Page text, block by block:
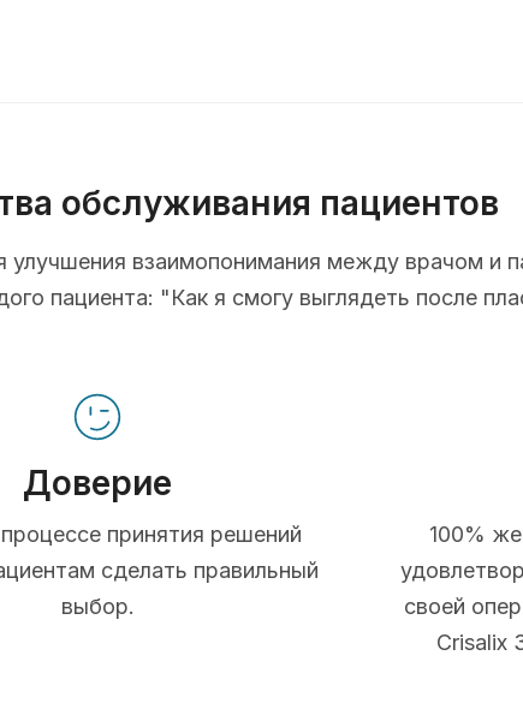
обслуживания пациентов
улучшения взаимопонимания между врачом и
пациента: "Как я смогу выглядеть после
Доверие
принятия решений
сделать правильный
выбор.
100%
своей
Crisalix